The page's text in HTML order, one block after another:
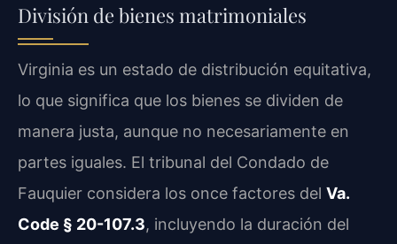
División de bienes matrimoniales
Virginia es un estado de distribución equitativa,
lo que significa que los bienes se dividen de
manera justa, aunque no necesariamente en
partes iguales. El tribunal del Condado de
Fauquier considera los once factores del Va.
Code § 20-107.3, incluyendo la duración del